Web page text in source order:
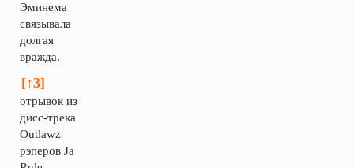
Эминема
связывала
долгая
вражда.
[↑3]
отрывок из
дисс-трека
Outlawz
рэперов Ja